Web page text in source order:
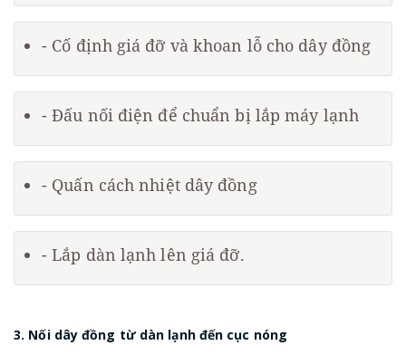
- Cố định giá đỡ và khoan lỗ cho dây đồng
- Đấu nối điện để chuẩn bị lắp máy lạnh
- Quấn cách nhiệt dây đồng
- Lắp dàn lạnh lên giá đỡ.
3. Nối dây đồng từ dàn lạnh đến cục nóng